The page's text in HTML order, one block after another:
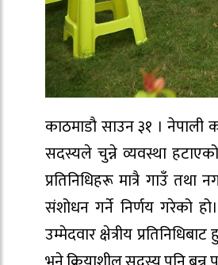
काठमाडौ साउन ३१ । नेपाली
सदस्यले चुन्ने व्यवस्था
प्रतिनिधिहरू मात्रै गाउँ
संशोधन गर्ने निर्णय गरेको
उम्मेदवार क्षेत्रीय